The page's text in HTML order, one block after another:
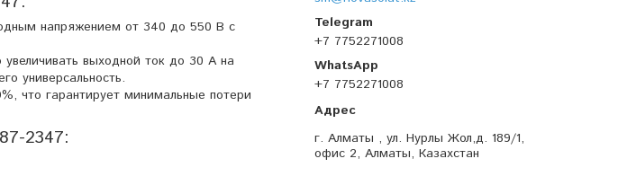
+7 7752271008
+7 7752271008
г. Алматы , ул. Нурлы Жол,д. 189/1,
офис 2, Алматы, Казахстан
напряжением от 340 до 550 В с
выходной ток до 30 А на
универсальность.
что гарантирует минимальные потери
2347: